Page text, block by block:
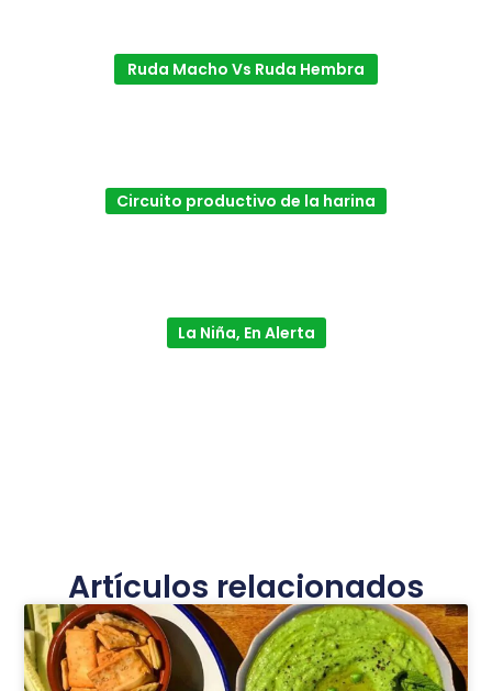
Ruda Macho Vs Ruda Hembra
Circuito productivo de la harina
La Niña, En Alerta
Artículos relacionados